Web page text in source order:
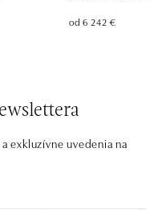
od 6 242 €
exkluzívne uvedenia na